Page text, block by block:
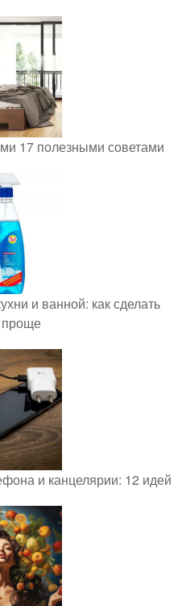
17 полезными советами
и ванной: как сделать
и канцелярии: 12 идей